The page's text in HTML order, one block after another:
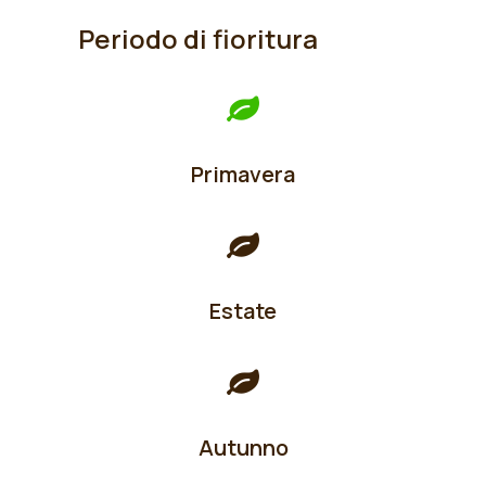
Periodo di fioritura
Primavera
Estate
Autunno